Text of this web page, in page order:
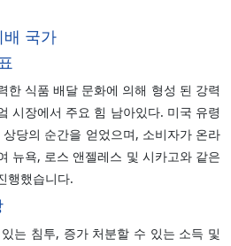
국가
한 식품 배달 문화에 의해 형성 된 강력
시장에서 주요 힘 남아있다. 미국 유령
당의 순간을 얻었으며, 소비자가 온라
뉴욕, 로스 앤젤레스 및 시카고와 같은
행했습니다.
는 침투, 증가 처분할 수 있는 소득 및